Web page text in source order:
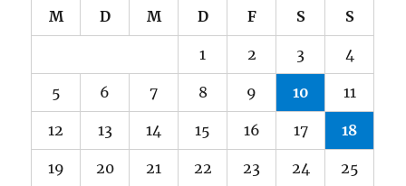
M D M D F S S
1 2 3 4
5 6 7 8 9 10 11
12 13 14 15 16 17 18
19 20 21 22 23 24 25